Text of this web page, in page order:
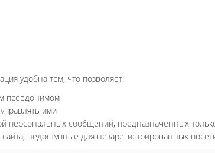
удобна тем, что позволяет:
псевдонимом
ими
персональных сообщений, предназначенных
недоступные для незарегистрированных